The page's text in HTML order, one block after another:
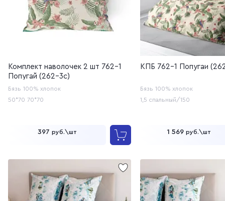
Комплект наволочек 2 шт 762-1
Попугай (262-3с)
Бязь 100% хлопок
50*70 70*70
397 руб.\шт
КПБ 762-1 Попугаи
Бязь 100% хлопок
1,5 спальный/150
1 569 руб.\шт